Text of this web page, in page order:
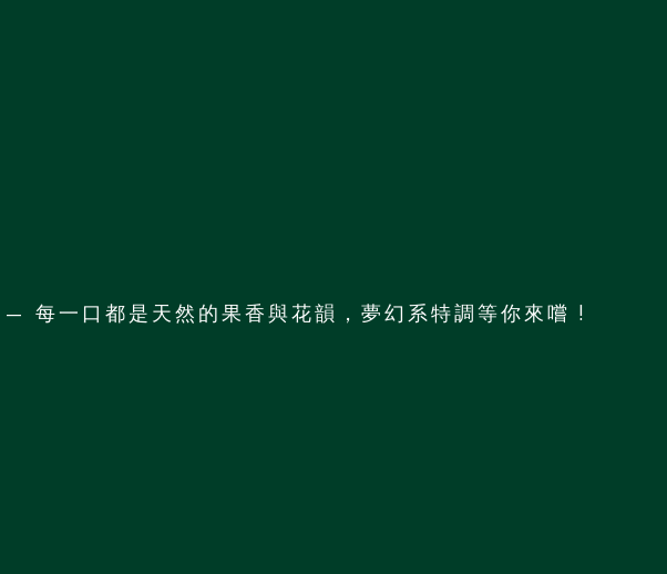
每一口都是天然的果香與花韻，夢幻系特調等你來嚐 !